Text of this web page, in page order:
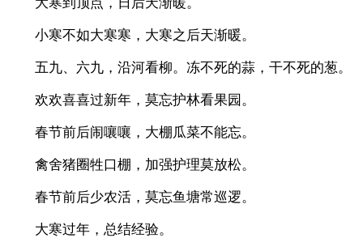
小寒不如大寒寒，大寒之后天渐暖。
五九、六九，沿河看柳。冻不死的蒜，干不死的葱。
欢欢喜喜过新年，莫忘护林看果园。
春节前后闹嚷嚷，大棚瓜菜不能忘。
禽舍猪圈牲口棚，加强护理莫放松。
春节前后少农活，莫忘鱼塘常巡逻。
大寒过年，总结经验。